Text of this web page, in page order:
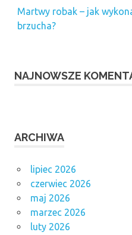
Martwy robak – jak
brzucha?
NAJNOWSZE
ARCHIWA
lipiec 2026
czerwiec 2026
maj 2026
marzec 2026
luty 2026